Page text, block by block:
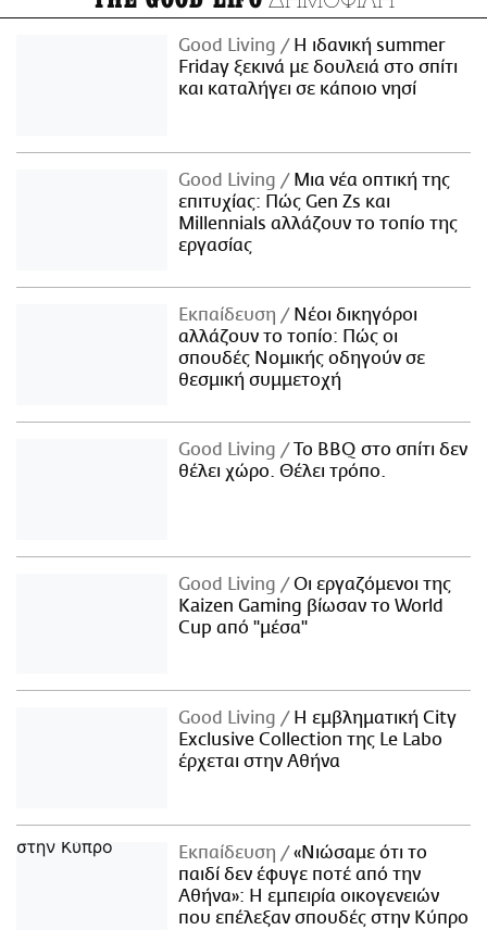
Good Living
Η ιδανική summer
Friday ξεκινά με δουλειά στο σπίτι
και καταλήγει σε κάποιο νησί
Good Living
Μια νέα οπτική της
επιτυχίας: Πώς Gen Zs και
Millennials αλλάζουν το τοπίο της
εργασίας
Εκπαίδευση
Νέοι δικηγόροι
αλλάζουν το τοπίο: Πώς οι
σπουδές Νομικής οδηγούν σε
θεσμική συμμετοχή
Good Living
Το BBQ στο σπίτι δεν
θέλει χώρο. Θέλει τρόπο.
Good Living
Οι εργαζόμενοι της
Kaizen Gaming βίωσαν το World
Cup από "μέσα"
Good Living
Η εμβληματική City
Exclusive Collection της Le Labo
έρχεται στην Αθήνα
Εκπαίδευση
«Νιώσαμε ότι το
παιδί δεν έφυγε ποτέ από την
Αθήνα»: Η εμπειρία οικογενειών
που επέλεξαν σπουδές στην Κύπρο